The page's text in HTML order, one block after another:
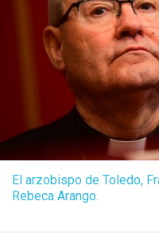
El arzobispo de Toledo,
Rebeca Arango.